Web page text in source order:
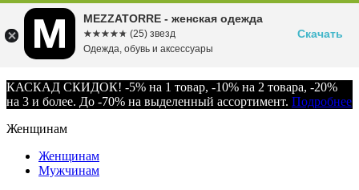
КАСКАД СКИДОК! -5% на 1 товар, -10% на 2 товара, -20%
на 3 и более. До -70% на выделенный ассортимент. Подробнее
Женщинам
Женщинам
Мужчинам
MEZZATORRE - женская одежда
☆☆☆☆☆
★★★★★ (25) звезд
Одежда, обувь и аксессуары
Скачать